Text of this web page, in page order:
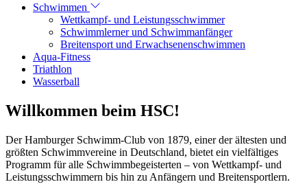
Schwimmen
Wettkampf- und Leistungsschwimmer
Schwimmlerner und Schwimmanfänger
Breitensport und Erwachsenenschwimmen
Aqua-Fitness
Triathlon
Wasserball
Willkommen beim HSC!
Der Hamburger Schwimm-Club von 1879, einer der ältesten und
größten Schwimmvereine in Deutschland, bietet ein vielfältiges
Programm für alle Schwimmbegeisterten – von Wettkampf- und
Leistungsschwimmern bis hin zu Anfängern und Breitensportlern.